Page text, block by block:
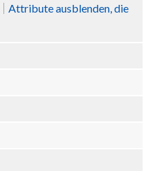
Attribute ausblenden, die